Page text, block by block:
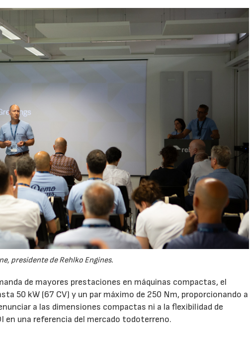
presidente de Rehlko Engines.
de mayores prestaciones en máquinas compactas, el
50 kW (67 CV) y un par máximo de 250 Nm, proporcionando a
a las dimensiones compactas ni a la flexibilidad de
una referencia del mercado todoterreno.